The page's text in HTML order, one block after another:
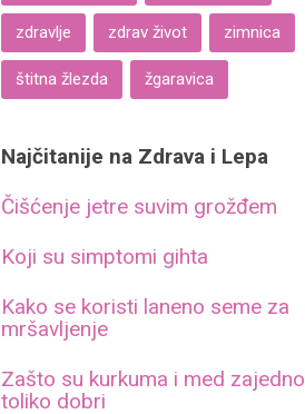
zdravlje zdrav život zimnica
štitna žlezda žgaravica
Najčitanije na Zdrava i Lepa
Čišćenje jetre suvim grožđem
Koji su simptomi gihta
Kako se koristi laneno seme za
mršavljenje
Zašto su kurkuma i med zajedno
toliko dobri